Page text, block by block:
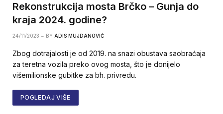
Rekonstrukcija mosta Brčko – Gunja do
kraja 2024. godine?
24/11/2023 BY ADIS MUJDANOVIĆ
Zbog dotrajalosti je od 2019. na snazi obustava saobraćaja
za teretna vozila preko ovog mosta, što je donijelo
višemilionske gubitke za bh. privredu.
POGLEDAJ VIŠE